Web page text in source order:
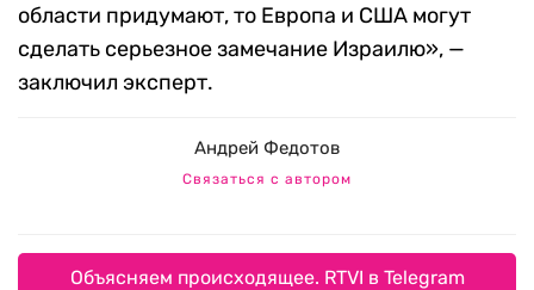
области придумают, то Европа и США могут
сделать серьезное замечание Израилю», —
заключил эксперт.
Андрей Федотов
Связаться с автором
Объясняем происходящее. RTVI в Telegram